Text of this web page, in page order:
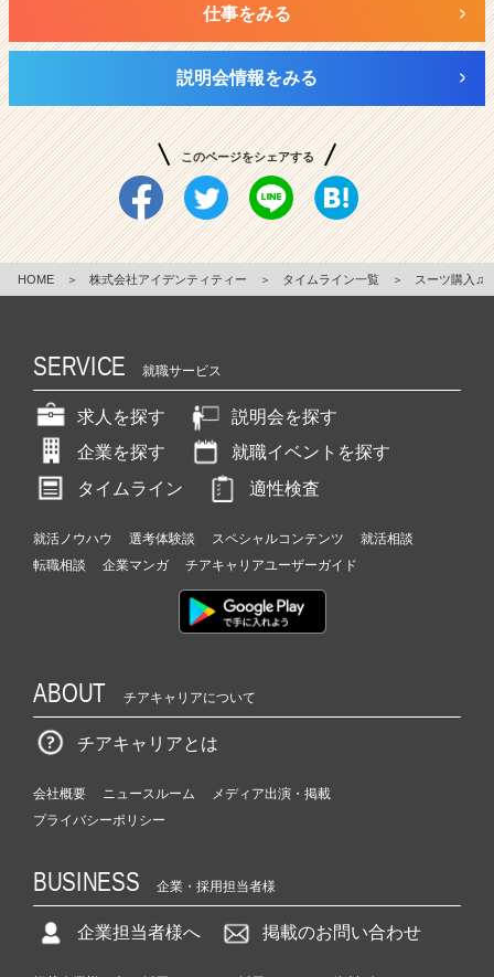
仕事をみる
説明会情報をみる
このページをシェアする
HOME ＞ 株式会社アイデンティティー ＞ タイムライン一覧 ＞ スーツ購入♫
SERVICE 就職サービス
求人を探す
説明会を探す
企業を探す
就職イベントを探す
タイムライン
適性検査
就活ノウハウ 選考体験談 スペシャルコンテンツ
就活相談
転職相談
企業マンガ チアキャリアユーザーガイド
ABOUT チアキャリアについて
チアキャリアとは
会社概要 ニュースルーム
メディア出演・掲載
プライバシーポリシー
BUSINESS 企業・採用担当者様
企業担当者様へ 掲載のお問い合わせ